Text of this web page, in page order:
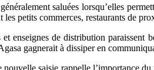
saluées lorsqu’elles
petits commerces, restaurants de
enseignes de distribution
gagnerait à dissiper en
saisie rappelle l’importance